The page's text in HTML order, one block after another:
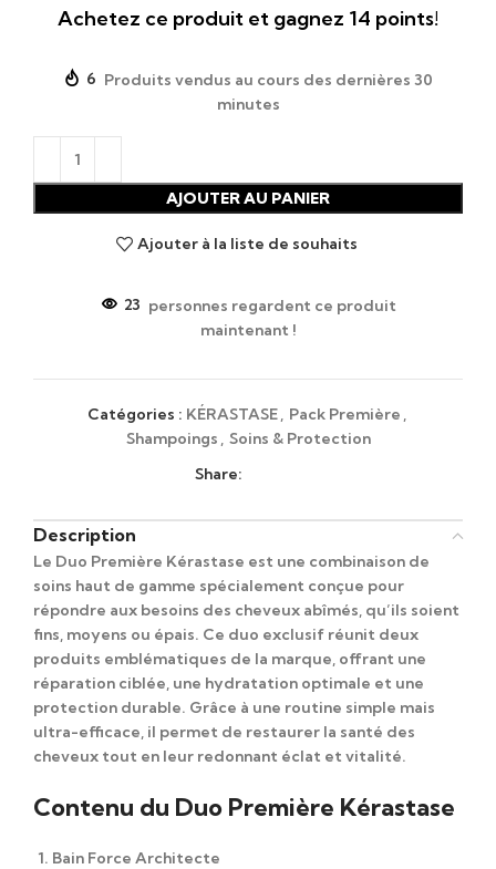
Achetez ce produit et gagnez 14 points!
6 Produits vendus au cours des dernières 30
minutes
AJOUTER AU PANIER
Ajouter à la liste de souhaits
23 personnes regardent ce produit
maintenant !
Catégories : KÉRASTASE Pack Première
Shampoings
Soins & Protection
Share:
Description
Le Duo Première Kérastase est une combinaison de
soins haut de gamme spécialement conçue pour
répondre aux besoins des cheveux abîmés, qu’ils soient
fins, moyens ou épais. Ce duo exclusif réunit deux
produits emblématiques de la marque, offrant une
réparation ciblée, une hydratation optimale et une
protection durable. Grâce à une routine simple mais
ultra-efficace, il permet de restaurer la santé des
cheveux tout en leur redonnant éclat et vitalité.
Contenu du Duo Première Kérastase
Bain Force Architecte